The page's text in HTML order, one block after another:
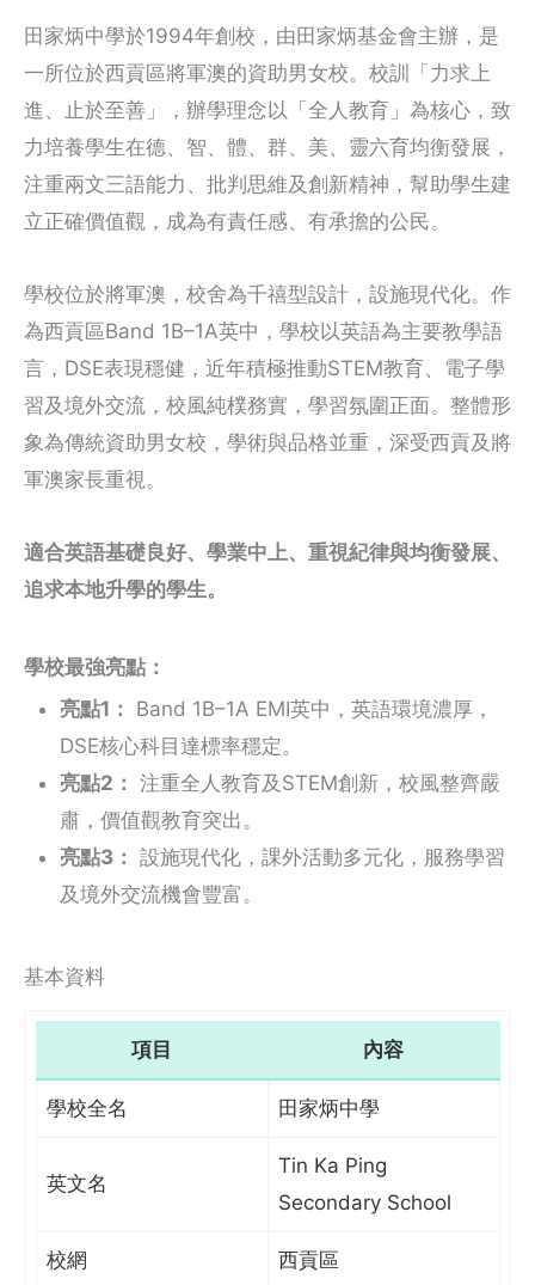
田家炳中學於1994年創校，由田家炳基金會主辦，是
一所位於西貢區將軍澳的資助男女校。校訓「力求上
進、止於至善」，辦學理念以「全人教育」為核心，致
力培養學生在德、智、體、群、美、靈六育均衡發展，
注重兩文三語能力、批判思維及創新精神，幫助學生建
立正確價值觀，成為有責任感、有承擔的公民。
學校位於將軍澳，校舍為千禧型設計，設施現代化。作
為西貢區Band 1B–1A英中，學校以英語為主要教學語
言，DSE表現穩健，近年積極推動STEM教育、電子學
習及境外交流，校風純樸務實，學習氛圍正面。整體形
象為傳統資助男女校，學術與品格並重，深受西貢及將
軍澳家長重視。
適合英語基礎良好、學業中上、重視紀律與均衡發展、
追求本地升學的學生。
學校最強亮點：
亮點1：
Band 1B–1A EMI英中，英語環境濃厚，
DSE核心科目達標率穩定。
亮點2： 注重全人教育及STEM創新，校風整齊嚴
肅，價值觀教育突出。
亮點3： 設施現代化，課外活動多元化，服務學習
及境外交流機會豐富。
基本資料
項目 內容
學校全名 田家炳中學
英文名
Tin Ka Ping
Secondary School
校網 西貢區